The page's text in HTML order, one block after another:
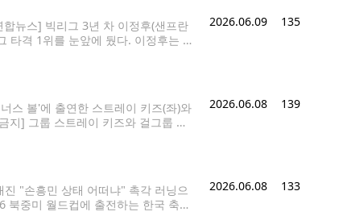
뉴스] 빅리그 3년 차 이정후(샌프란
타격 1위를 눈앞에 뒀다. 이정후는 9
2026.06.09 135
스 볼'에 출연한 스트레이 키즈(좌)와
지] 그룹 스트레이 키즈와 걸그룹 블
2026.06.08 139
"손흥민 상태 어떠냐" 촉각 러닝으
중미 월드컵에 출전하는 한국 축구
2026.06.08 133